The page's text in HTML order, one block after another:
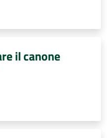
il canone